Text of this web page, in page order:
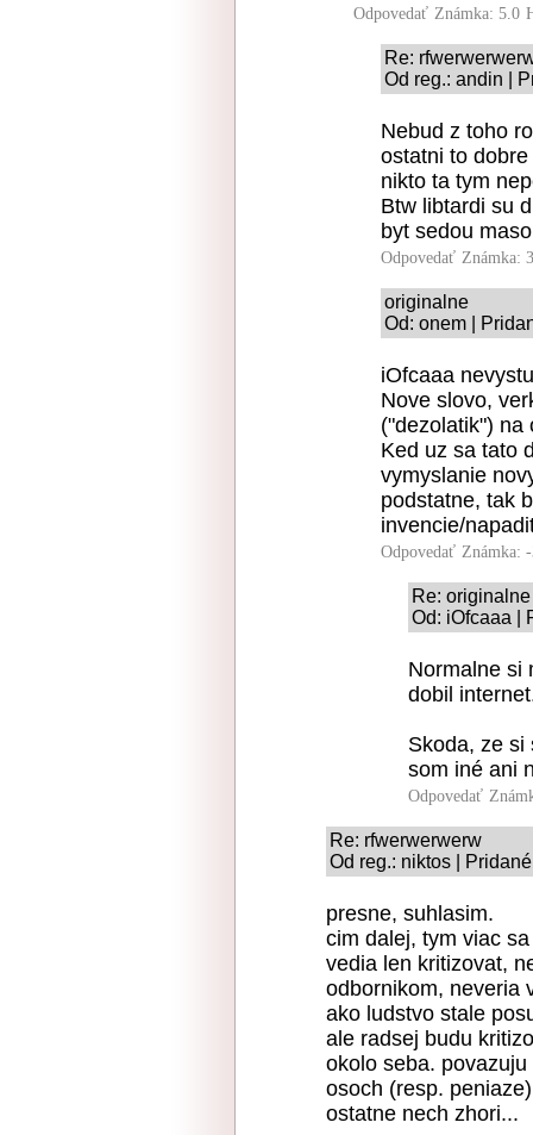
Odpovedať Známka: 5.0
Re:
Od reg.: andin |
Nebud z toho
ostatni to
nikto ta tym
Btw libtardi su
byt sedou
Odpovedať Známka:
originalne
Od: onem |
iOfcaaa
Nove slovo,
("dezolatik") na
Ked uz sa tato
vymyslanie
podstatne, tak
invencie/
Odpovedať Známka:
Re: originalne
Od: iOfcaaa |
Normalne si
dobil
Skoda, ze si
som iné ani
Odpovedať
Re: rfwerwerwerw
Od reg.: niktos |
presne, suhlasim.
cim dalej, tym viac
vedia len kritizovat,
odbornikom, neveria
ako ludstvo stale
ale radsej budu
okolo seba.
osoch (resp.
ostatne nech zhori...